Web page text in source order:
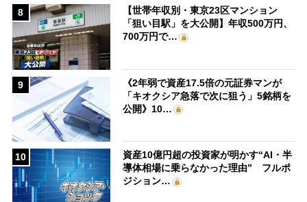
8
【世帯年収別・東京23区マンション
「狙い目駅」を大公開】年収500万円、
700万円で…
9
《2年弱で資産17.5倍の元証券マンが
「キオクシア急落で次に狙う」5銘柄を
公開》10…
10
資産10億円超の投資家が明かす“AI・半
導体相場に乗らなかった理由” フルポ
ジション…